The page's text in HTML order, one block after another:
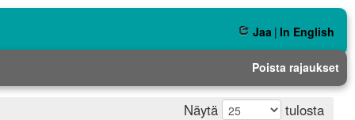
Jaa | In English
Poista rajaukset
Näytä tulosta